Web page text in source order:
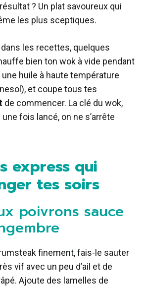
? Un plat savoureux qui
les plus sceptiques.
les recettes, quelques
bien ton wok à vide pendant
huile à haute température
et coupe tous tes
de commencer. La clé du wok,
fois lancé, on ne s’arrête
express qui
tes soirs
poivrons sauce
finement, fais-le sauter
vif avec un peu d’ail et de
Ajoute des lamelles de